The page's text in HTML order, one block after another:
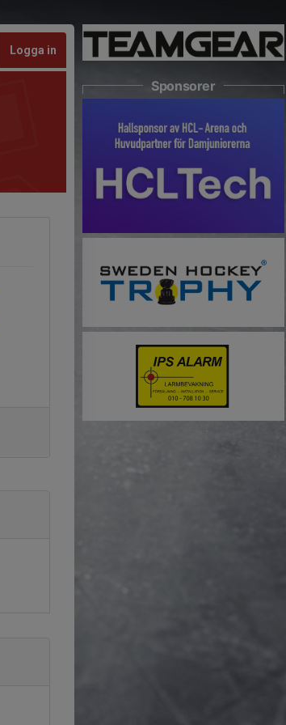
Logga in
Sponsorer